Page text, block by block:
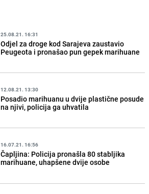
25.08.21. 16:31
Odjel za droge kod Sarajeva zaustavio
Peugeota i pronašao pun gepek marihuane
12.08.21. 13:30
Posadio marihuanu u dvije plastične posude
na njivi, policija ga uhvatila
16.07.21. 16:56
Čapljina: Policija pronašla 80 stabljika
marihuane, uhapšene dvije osobe